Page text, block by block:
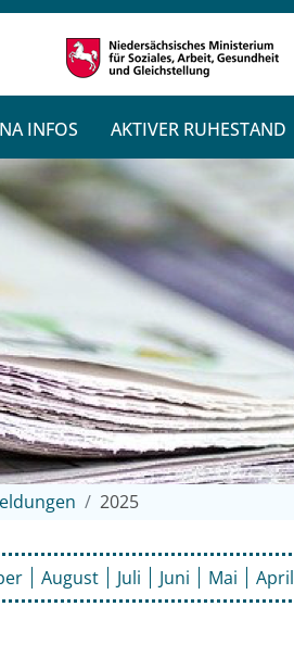
INFOS AKTIVER RUHESTAND
2025
August Juli Juni Mai April